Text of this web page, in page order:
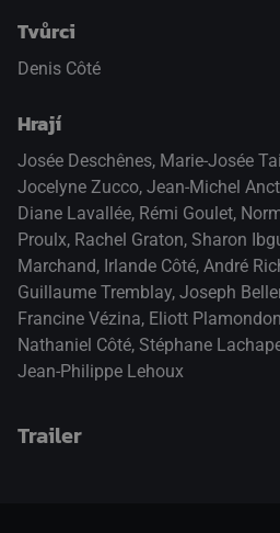
Tvůrci
Denis Côté
Hrají
Josée Deschênes, Marie-Josée
Jocelyne Zucco, Jean-Michel
Diane Lavallée, Rémi Goulet,
Proulx, Rachel Graton, Sharon
Marchand, Irlande Côté, André
Guillaume Tremblay, Joseph
Francine Vézina, Eliott Plamondon
Nathaniel Côté, Stéphane
Jean-Philippe Lehoux
Trailer